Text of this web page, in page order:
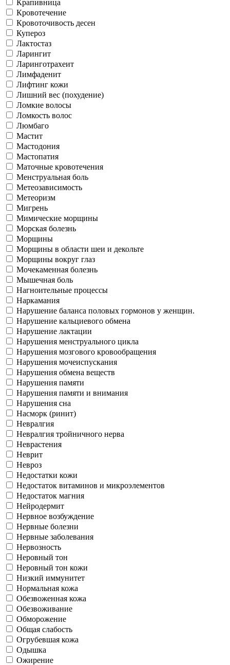
Крапивница
Кровотечение
Кровоточивость десен
Купероз
Лактостаз
Ларингит
Ларинготрахеит
Лимфаденит
Лифтинг кожи
Лишний вес (похудение)
Ломкие волосы
Ломкость волос
Люмбаго
Мастит
Мастодония
Мастопатия
Маточные кровотечения
Менструальная боль
Метеозависимость
Метеоризм
Мигрень
Мимические морщины
Морская болезнь
Морщины
Морщины в области шеи и декольте
Морщины вокруг глаз
Мочекаменная болезнь
Мышечная боль
Нагноительные процессы
Наркамания
Нарушение баланса половых гормонов у женщин.
Нарушение кальциевого обмена
Нарушение лактации
Нарушения менструального цикла
Нарушения мозгового кровообращения
Нарушения мочеиспускания
Нарушения обмена веществ
Нарушения памяти
Нарушения памяти и внимания
Нарушения сна
Насморк (ринит)
Невралгия
Невралгия тройничного нерва
Неврастения
Неврит
Невроз
Недостатки кожи
Недостаток витаминов и микроэлементов
Недостаток магния
Нейродермит
Нервное возбуждение
Нервные болезни
Нервные заболевания
Нервозность
Неровный тон
Неровный тон кожи
Низкий иммунитет
Нормальная кожа
Обезвоженная кожа
Обезвоживание
Обморожение
Общая слабость
Огрубевшая кожа
Одышка
Ожирение